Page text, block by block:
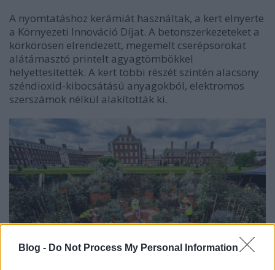
Blog - Do Not Process My Personal Information
A nyomtatáshoz kerámiát használtak, a kert elnyerte
a Környezeti Innováció Díjat. A betonszerkezeteket a
körkörösen elrendezett, megemelt cserépsorokat
alátámasztó printelt agyagtömbökkel
helyettesítették. A kert többi részét szintén alacsony
széndioxid-kibocsátású anyagokból, elektromos
szerszámok nélkül alakították ki.